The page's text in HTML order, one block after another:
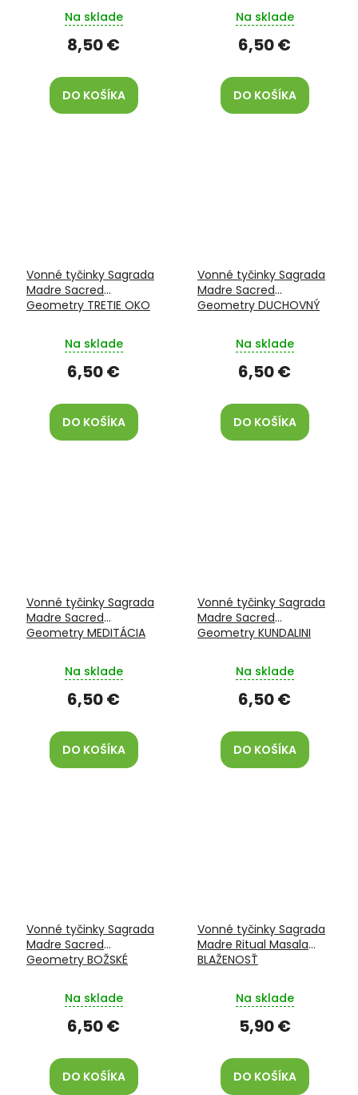
Na sklade
8,50 €
DO KOŠÍKA
Na sklade
6,50 €
DO KOŠÍKA
Vonné tyčinky Sagrada
Madre Sacred
Geometry TRETIE OKO
Na sklade
6,50 €
DO KOŠÍKA
Vonné tyčinky Sagrada
Madre Sacred
Geometry DUCHOVNÝ
Na sklade
6,50 €
DO KOŠÍKA
Vonné tyčinky Sagrada
Madre Sacred
Geometry MEDITÁCIA
Na sklade
6,50 €
DO KOŠÍKA
Vonné tyčinky Sagrada
Madre Sacred
Geometry KUNDALINI
Na sklade
6,50 €
DO KOŠÍKA
Vonné tyčinky Sagrada
Madre Sacred
Geometry BOŽSKÉ
Na sklade
6,50 €
DO KOŠÍKA
Vonné tyčinky Sagrada
Madre Ritual Masala
BLAŽENOSŤ
Na sklade
5,90 €
DO KOŠÍKA